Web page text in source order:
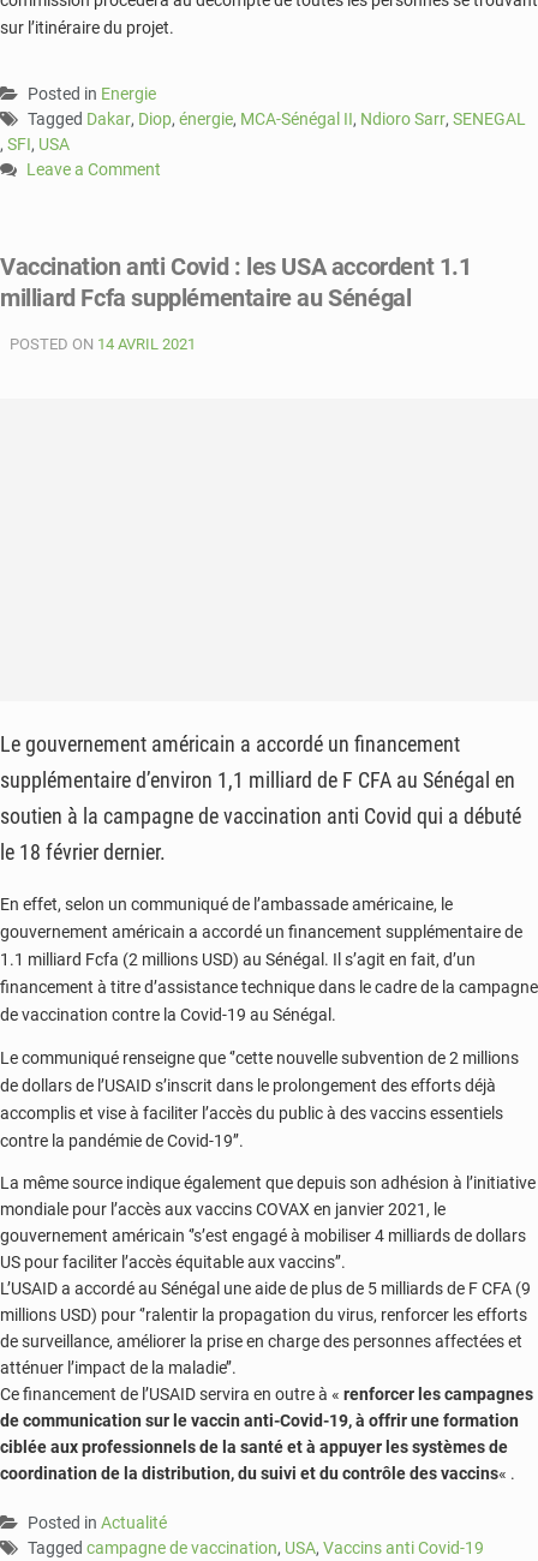
sur l’itinéraire du projet.
Posted in Energie
Tagged Dakar, Diop, énergie, MCA-Sénégal II, Ndioro Sarr, SENEGAL
, SFI, USA
Leave a Comment
projet
MCA-
II,
Vaccination anti Covid : les USA accordent 1.1
milliard Fcfa supplémentaire au Sénégal
POSTED ON 14 AVRIL 2021
Le gouvernement américain a accordé un financement
supplémentaire d’environ 1,1 milliard de F CFA au Sénégal en
soutien à la campagne de vaccination anti Covid qui a débuté
le 18 février dernier.
En effet, selon un communiqué de l’ambassade américaine, le
gouvernement américain a accordé un financement supplémentaire de
1.1 milliard Fcfa (2 millions USD) au Sénégal. Il s’agit en fait, d’un
financement à titre d’assistance technique dans le cadre de la campagne
de vaccination contre la Covid-19 au Sénégal.
Le communiqué renseigne que ‘’cette nouvelle subvention de 2 millions
de dollars de l’USAID s’inscrit dans le prolongement des efforts déjà
accomplis et vise à faciliter l’accès du public à des vaccins essentiels
contre la pandémie de Covid-19’’.
La même source indique également que depuis son adhésion à l’initiative
mondiale pour l’accès aux vaccins COVAX en janvier 2021, le
gouvernement américain ‘’s’est engagé à mobiliser 4 milliards de dollars
US pour faciliter l’accès équitable aux vaccins’’.
L’USAID a accordé au Sénégal une aide de plus de 5 milliards de F CFA (9
millions USD) pour ‘’ralentir la propagation du virus, renforcer les efforts
de surveillance, améliorer la prise en charge des personnes affectées et
atténuer l’impact de la maladie’’.
Ce financement de l’USAID servira en outre à « renforcer les campagnes
de communication sur le vaccin anti-Covid-19, à offrir une formation
ciblée aux professionnels de la santé et à appuyer les systèmes de
coordination de la distribution, du suivi et du contrôle des vaccins« .
Posted in Actualité
Tagged campagne de vaccination, USA, Vaccins anti Covid-19